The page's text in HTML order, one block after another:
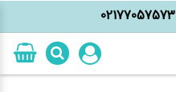
02177057573